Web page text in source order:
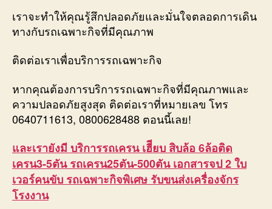
เราจะทำให้คุณรู้สึกปลอดภัยและมั่นใจตลอดการเดิน
ทางกับรถเฉพาะกิจที่มีคุณภาพ
ติดต่อเราเพื่อบริการรถเฉพาะกิจ
หากคุณต้องการบริการรถเฉพาะกิจที่มีคุณภาพและ
ความปลอดภัยสูงสุด ติดต่อเราที่หมายเลข โทร
0640711613, 0800628488 ตอนนี้เลย!
และเรายังมี บริการรถเครน เฮีียบ สิบล้อ 6ล้อติด
เครน3-5ตัน รถเครน25ตัน-500ตัน เอกสารจป 2 ใบ
เวอร์คนขับ รถเฉพาะกิจพิเศษ รับขนส่งเครื่องจักร
โรงงาน